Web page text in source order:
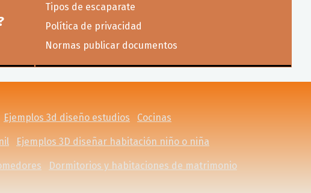
Tipos de escaparate
Política de privacidad
Normas publicar documentos
Ejemplos 3d diseño estudios Cocinas
Ejemplos 3D diseñar habitación niño o niña
Dormitorios y habitaciones de matrimonio